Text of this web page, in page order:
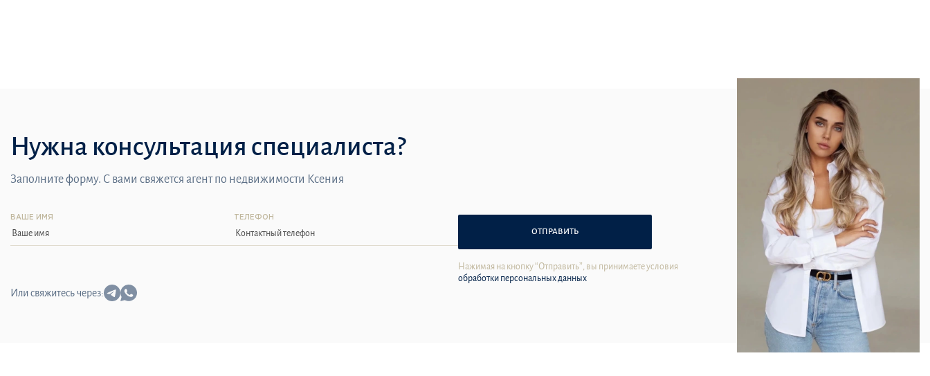
Нужна консультация специалиста?
Заполните форму. С вами свяжется агент по недвижимости Ксения
ВАШЕ ИМЯ ТЕЛЕФОН
ОТПРАВИТЬ
Нажимая на кнопку “Отправить”, вы принимаете условия
обработки персональных данных
Или свяжитесь через: